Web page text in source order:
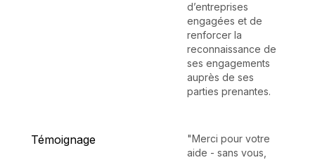
d’entreprises
engagées et de
renforcer la
reconnaissance de
ses engagements
auprès de ses
parties prenantes.
Témoignage
"Merci pour votre
aide - sans vous,